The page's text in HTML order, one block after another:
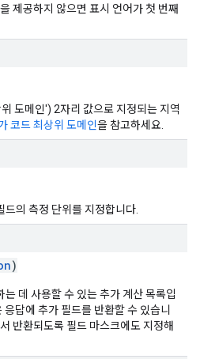
제공하지 않으면 표시 언어가 첫 번째
도메인') 2자리 값으로 지정되는 지역
코드 최상위 도메인을 참고하세요.
의 측정 단위를 지정합니다.
)
데 사용할 수 있는 추가 계산 목록입
답에 추가 필드를 반환할 수 있습니
반환되도록 필드 마스크에도 지정해